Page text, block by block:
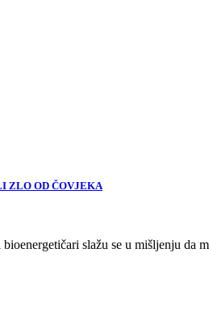
ZLO OD ČOVJEKA
slažu se u mišljenju da